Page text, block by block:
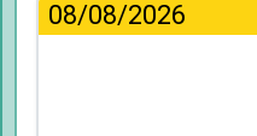
08/08/2026